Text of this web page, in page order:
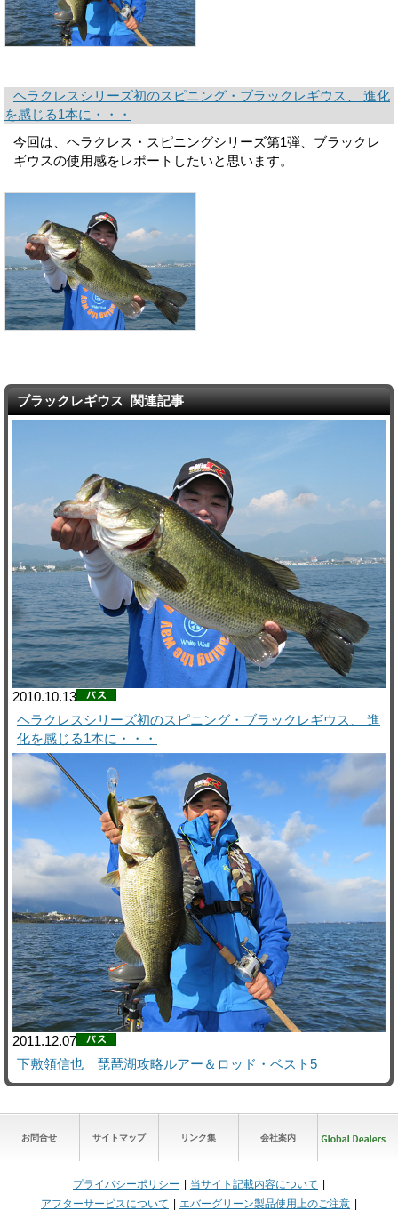
ヘラクレスシリーズ初のスピニング・ブラックレギウス、 進化
を感じる1本に・・・
今回は、ヘラクレス・スピニングシリーズ第1弾、ブラックレ
ギウスの使用感をレポートしたいと思います。
ブラックレギウス 関連記事
2010.10.13
ヘラクレスシリーズ初のスピニング・ブラックレギウス、 進
化を感じる1本に・・・
2011.12.07
下敷領信也 琵琶湖攻略ルアー＆ロッド・ベスト5
お問合せ サイトマップ リンク集 会社案内
プライバシーポリシー
当サイト記載内容について
アフターサービスについて
エバーグリーン製品使用上のご注意